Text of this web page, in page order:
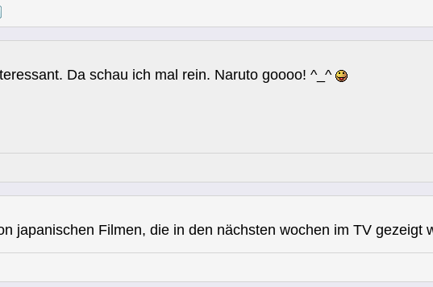
Da schau ich mal rein. Naruto goooo! ^_^
japanischen Filmen, die in den nächsten wochen im TV gezeigt